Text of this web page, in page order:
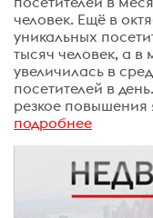
человек. Ещё в
уникальных
тысяч человек, а в
увеличилась в
посетителей в
резкое повышения
подробнее